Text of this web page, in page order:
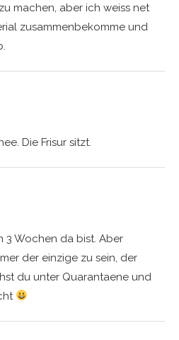
machen, aber ich weiss net
zusammenbekomme und
Die Frisur sitzt.
3 Wochen da bist. Aber
der einzige zu sein, der
du unter Quarantaene und